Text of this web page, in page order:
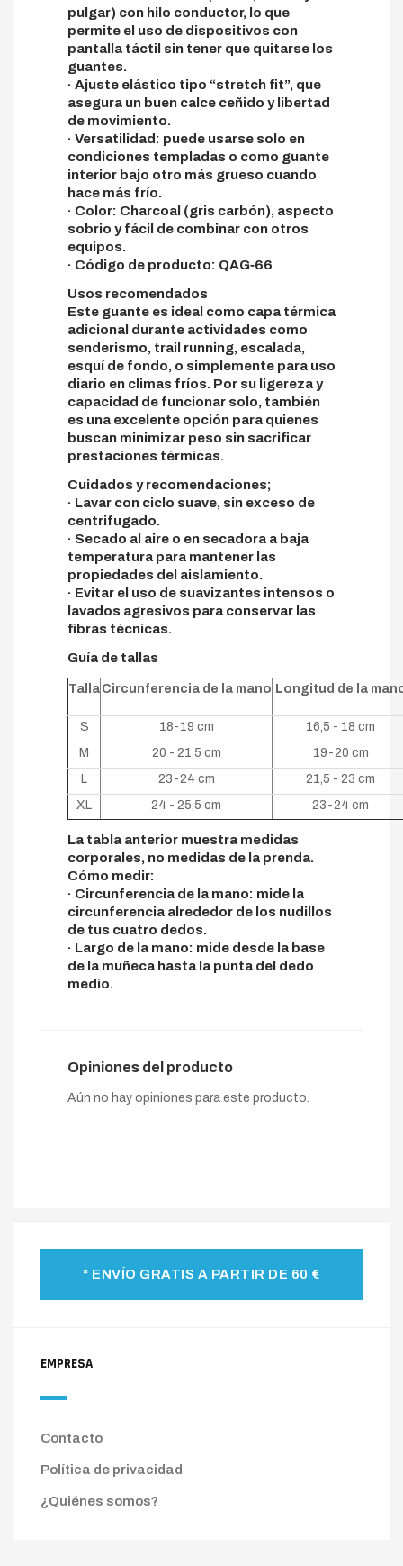
pulgar) con hilo conductor, lo que
permite el uso de dispositivos con
pantalla táctil sin tener que quitarse los
guantes.
· Ajuste elástico tipo “stretch fit”, que
asegura un buen calce ceñido y libertad
de movimiento.
· Versatilidad: puede usarse solo en
condiciones templadas o como guante
interior bajo otro más grueso cuando
hace más frío.
· Color: Charcoal (gris carbón), aspecto
sobrio y fácil de combinar con otros
equipos.
· Código de producto: QAG‑66
Usos recomendados
Este guante es ideal como capa térmica
adicional durante actividades como
senderismo, trail running, escalada,
esquí de fondo, o simplemente para uso
diario en climas fríos. Por su ligereza y
capacidad de funcionar solo, también
es una excelente opción para quienes
buscan minimizar peso sin sacrificar
prestaciones térmicas.
Cuidados y recomendaciones;
· Lavar con ciclo suave, sin exceso de
centrifugado.
· Secado al aire o en secadora a baja
temperatura para mantener las
propiedades del aislamiento.
· Evitar el uso de suavizantes intensos o
lavados agresivos para conservar las
fibras técnicas.
Guía de tallas
Talla Circunferencia de la mano Longitud de la
S 18-19 cm
16,5 - 18 cm
M
20 - 21,5 cm
19-20 cm
L
23-24 cm
21,5 - 23 cm
XL
24 - 25,5 cm 23-24 cm
La tabla anterior muestra medidas
corporales, no medidas de la prenda.
Cómo medir:
· Circunferencia de la mano: mide la
circunferencia alrededor de los nudillos
de tus cuatro dedos.
· Largo de la mano: mide desde la base
de la muñeca hasta la punta del dedo
medio.
Opiniones del producto
Aún no hay opiniones para este producto.
* ENVÍO GRATIS A PARTIR DE 60 €
EMPRESA
Contacto
Política de privacidad
¿Quiénes somos?